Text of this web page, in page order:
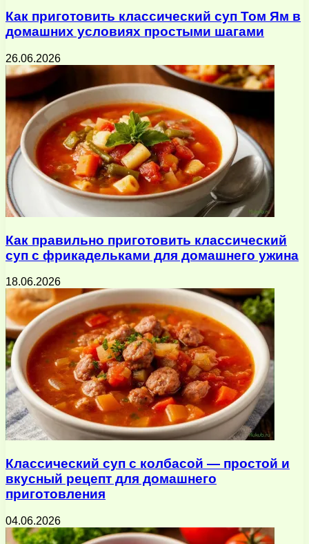
Как приготовить классический суп Том Ям в
домашних условиях простыми шагами
26.06.2026
Как правильно приготовить классический
суп с фрикадельками для домашнего ужина
18.06.2026
Классический суп с колбасой — простой и
вкусный рецепт для домашнего
приготовления
04.06.2026